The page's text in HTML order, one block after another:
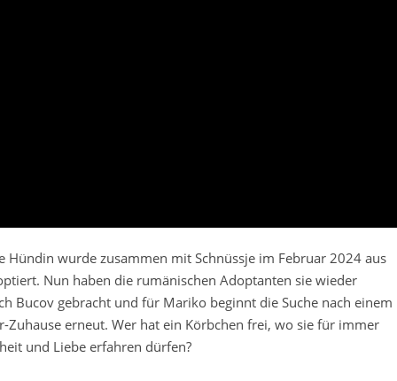
Hündin wurde zusammen mit Schnüssje im Februar 2024 aus
Nun haben die rumänischen Adoptanten sie wieder
Bucov gebracht und für Mariko beginnt die Suche nach einem
Zuhause erneut. Wer hat ein Körbchen frei, wo sie für immer
und Liebe erfahren dürfen?